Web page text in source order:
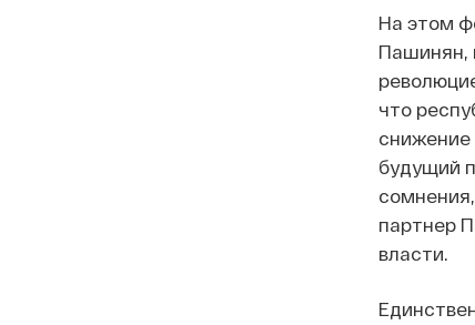
На этом
Пашинян,
что
снижение
будущий
партнер
власти.